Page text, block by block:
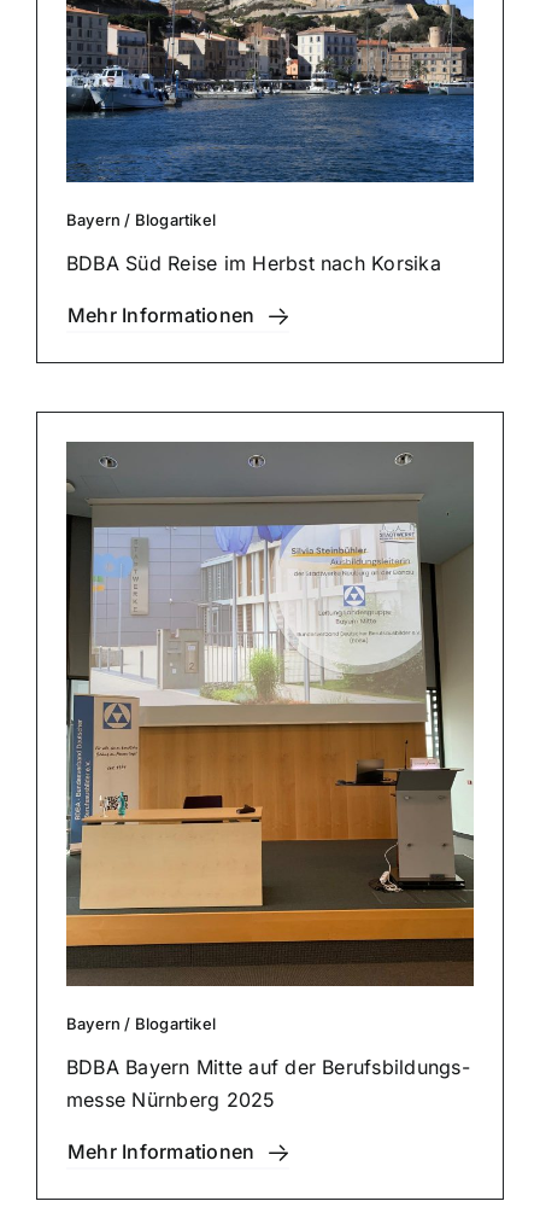
Bayern / Blog­ar­ti­kel
BDBA Süd Reise im Herbst nach Korsika
Mehr Infor­ma­tio­nen
Bayern / Blog­ar­ti­kel
BDBA Bayern Mitte auf der Berufs­bil­dungs­
mes­se Nürnberg 2025
Mehr Infor­ma­tio­nen